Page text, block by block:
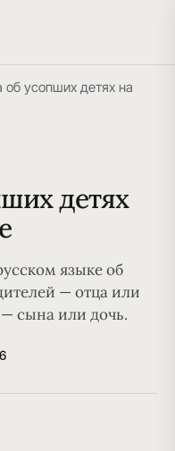
об усопших детях на
детях
языке об
— отца или
сына или дочь.